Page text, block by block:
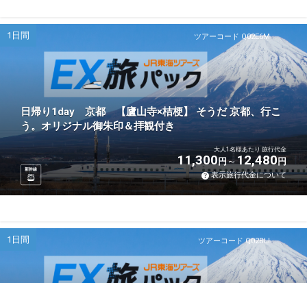
ツアーコード Q02E6M
1日間
日帰り1day 京都 【廬山寺×桔梗】 そうだ 京都、行こ
う。オリジナル御朱印＆拝観付き
新幹線
大人1名様あたり 旅行代金
11,300円 12,480円
表示旅行代金について
ツアーコード Q02BLI
1日間